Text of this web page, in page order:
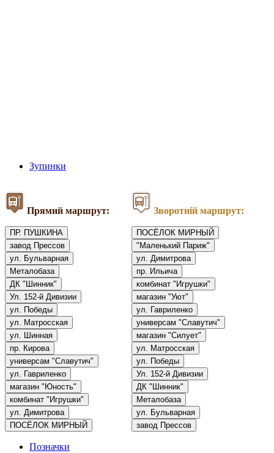
Зупинки
Прямий маршрут:
ПР. ПУШКИНА
завод Прессов
ул. Бульварная
Металобаза
ДК "Шинник"
Ул. 152-й Дивизии
ул. Победы
ул. Матросская
ул. Шинная
пр. Кирова
универсам "Славутич"
ул. Гавриленко
магазин "Юность"
комбинат "Игрушки"
ул. Димитрова
ПОСЁЛОК МИРНЫЙ
Зворотній маршрут:
ПОСЁЛОК МИРНЫЙ
"Маленький Париж"
ул. Димитрова
пр. Ильича
комбинат "Игрушки"
магазин "Уют"
ул. Гавриленко
универсам "Славутич"
магазин "Силует"
ул. Матросская
ул. Победы
Ул. 152-й Дивизии
ДК "Шинник"
Металобаза
ул. Бульварная
завод Прессов
Позначки